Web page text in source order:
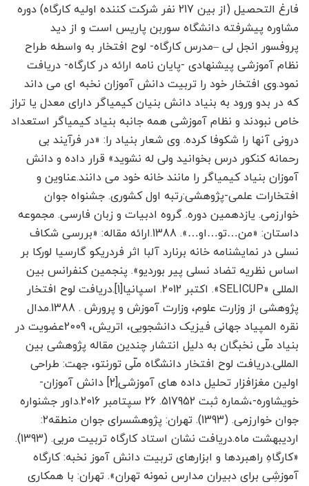
فارغ التحصیل (از بین 217 نفر شرکت کننده اولیه کارگاه) دوره
مشاوره پیشرفته دانشگاه سوربن پاریس است و از دید
پروفسور انجل لی –مدرس کارگاه- لوح افتخار به واسطه طراح
نظام آموزشی پیشنهادی -پایان نامه ارائه در کارگاه- دریافت
نمود.وی افتخار خود را تربیت دانش آموزان نخبه ای می داند
که در بدو ورود به بنیاد دانش بنیان کیمیاگر دارای معدل یا تراز
خاص نبودند و نظام آموزشی همه جانبه بنیاد کیمیاگر استعداد
درونی آنها را شکوفا کرده. وی شعار بنیاد را: «در فرآیند بی
رحمانه کنکور درس بخوانید ولی له نشوید» قرار داده و دانش
آموزان بنیاد کیمیاگر را مانند خانه خود می دانند.عناوین و
افتخارات علمی-پژوهشی:رتبه اول کشوری. جشنواه جوان
خوارزمی. یازدهمین دوره. گروه ادبیات و زبان فارسی. مجموعه
داستان: «من…تو…او…». 1388.ارائه مقاله: «بررسی شکاف
نسلی در نمایشنامه خانه برنارد آلبا اثر فردریکو گارسیا لورکا بر
اساس نظریه تضاد نسلی پیر بوردیو». پنجمین کنفرانس بین
المللی «SELICUP». اکتبر 2012. اسپانیا[1].دریافت لوح افتخار
پژوهشی از وزارت علوم، وزارت آموزش و پرورش . 1388.مدال
نقره المپیاد جهانی فیزیک دانشجویی، اتریش، 2009عضویت در
بنیاد ملّی نخبگان به دلیل انتشار چندین مقاله پژوهشی بین
المللی.دریافت لوح افتخار دانشگاه ملّی تورنتو، جهت: طراحی
اولین مغزافزار تحلیل داده های آموزشی[2] دانش آموزان-
خویشاوره-،شماره ثبت 517952. 26 سپتامبر 2016.داور جشنواره
جوان خوارزمی. (1393). تهران: پژوهشسرای جوان منطقه۲:
اردیبهشت ماه.دریافت نشان استاد کارگاه تربیت مربی. (1393).
«کارگاهِ راهبردها و ابزارهای تربیت دانش آموز نخبه: کارگاه
آموزشِی برای دبیران مدارس نمونه تهران». تهران: با همکاری